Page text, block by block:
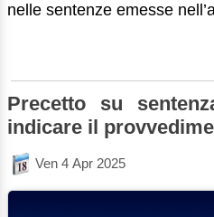
nelle sentenze emesse
Precetto su
indicare il
Ven 4 Apr 2025